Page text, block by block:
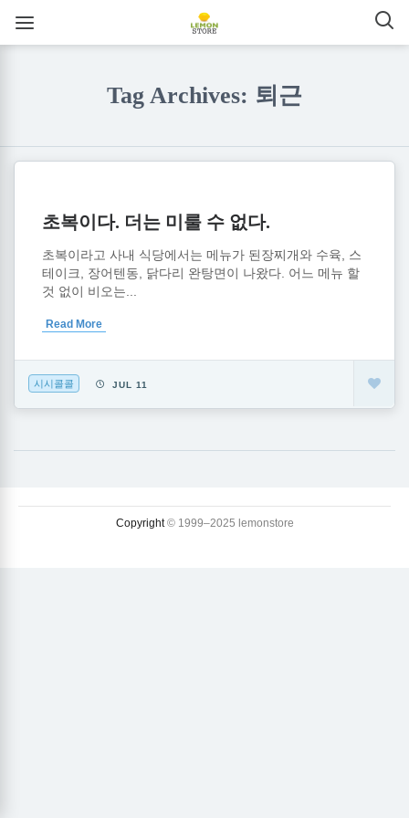
Tag Archives: 퇴근
초복이다. 더는 미룰 수 없다.
초복이라고 사내 식당에서는 메뉴가 된장찌개와 수육, 스
테이크, 장어텐동, 닭다리 완탕면이 나왔다. 어느 메뉴 할
것 없이 비오는...
Read More
시시콜콜 JUL 11
Copyright© 1999–2025 lemonstore